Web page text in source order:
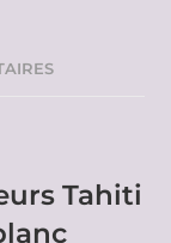
Tahiti